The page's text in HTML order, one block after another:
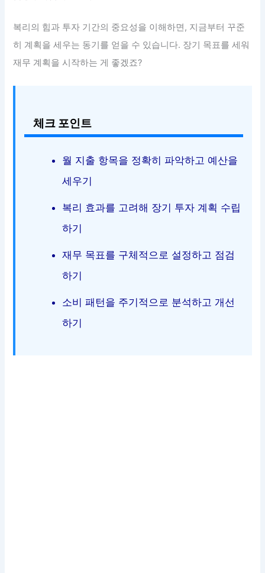
복리의 힘과 투자 기간의 중요성을 이해하면, 지금부터 꾸준
히 계획을 세우는 동기를 얻을 수 있습니다. 장기 목표를 세워
재무 계획을 시작하는 게 좋겠죠?
체크 포인트
월 지출 항목을 정확히 파악하고 예산을
세우기
복리 효과를 고려해 장기 투자 계획 수립
하기
재무 목표를 구체적으로 설정하고 점검
하기
소비 패턴을 주기적으로 분석하고 개선
하기